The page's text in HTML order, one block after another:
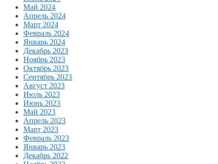
Май 2024
Апрель 2024
Март 2024
Февраль 2024
Январь 2024
Декабрь 2023
Ноябрь 2023
Октябрь 2023
Сентябрь 2023
Август 2023
Июль 2023
Июнь 2023
Май 2023
Апрель 2023
Март 2023
Февраль 2023
Январь 2023
Декабрь 2022